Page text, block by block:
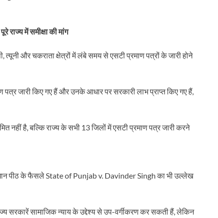
राज्य में समीक्षा की मांग
और चकराता क्षेत्रों में लंबे समय से एसटी प्रमाण पत्रों के जारी होने
पत्र जारी किए गए हैं और उनके आधार पर सरकारी लाभ प्राप्त किए गए हैं,
नहीं है, बल्कि राज्य के सभी 13 जिलों में एसटी प्रमाण पत्र जारी करने
पीठ के फैसले State of Punjab v. Davinder Singh का भी उल्लेख
सरकारें सामाजिक न्याय के उद्देश्य से उप-वर्गीकरण कर सकती हैं, लेकिन